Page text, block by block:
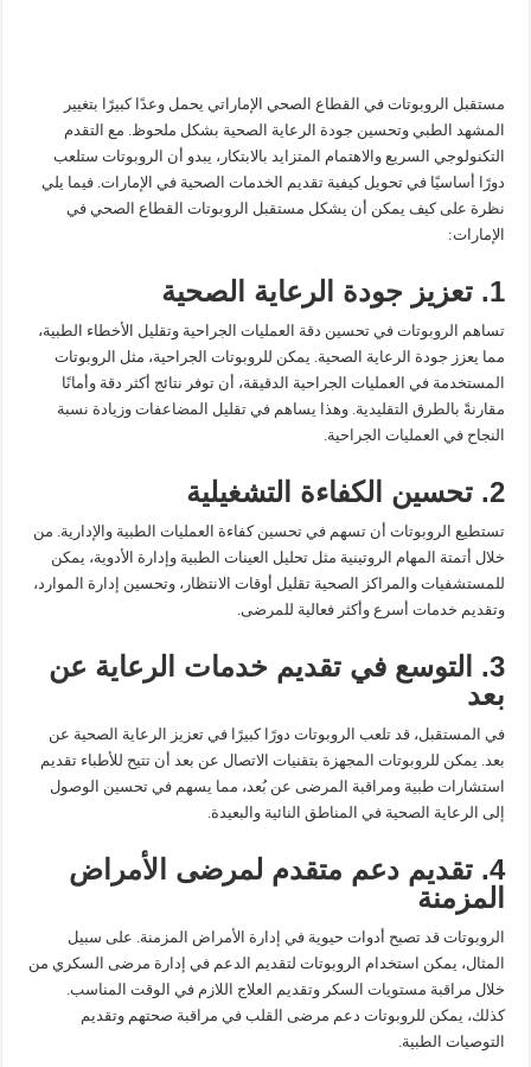
مستقبل الروبوتات في القطاع الصحي الإماراتي يحمل وعدًا كبيرًا بتغيير
المشهد الطبي وتحسين جودة الرعاية الصحية بشكل ملحوظ. مع التقدم
التكنولوجي السريع والاهتمام المتزايد بالابتكار، يبدو أن الروبوتات ستلعب
دورًا أساسيًا في تحويل كيفية تقديم الخدمات الصحية في الإمارات. فيما يلي
نظرة على كيف يمكن أن يشكل مستقبل الروبوتات القطاع الصحي في
الإمارات:
1. تعزيز جودة الرعاية الصحية
تساهم الروبوتات في تحسين دقة العمليات الجراحية وتقليل الأخطاء الطبية،
مما يعزز جودة الرعاية الصحية. يمكن للروبوتات الجراحية، مثل الروبوتات
المستخدمة في العمليات الجراحية الدقيقة، أن توفر نتائج أكثر دقة وأمانًا
مقارنةً بالطرق التقليدية. وهذا يساهم في تقليل المضاعفات وزيادة نسبة
النجاح في العمليات الجراحية.
2. تحسين الكفاءة التشغيلية
تستطيع الروبوتات أن تسهم في تحسين كفاءة العمليات الطبية والإدارية. من
خلال أتمتة المهام الروتينية مثل تحليل العينات الطبية وإدارة الأدوية، يمكن
للمستشفيات والمراكز الصحية تقليل أوقات الانتظار، وتحسين إدارة الموارد،
وتقديم خدمات أسرع وأكثر فعالية للمرضى.
3. التوسع في تقديم خدمات الرعاية عن
بعد
في المستقبل، قد تلعب الروبوتات دورًا كبيرًا في تعزيز الرعاية الصحية عن
بعد. يمكن للروبوتات المجهزة بتقنيات الاتصال عن بعد أن تتيح للأطباء تقديم
استشارات طبية ومراقبة المرضى عن بُعد، مما يسهم في تحسين الوصول
إلى الرعاية الصحية في المناطق النائية والبعيدة.
4. تقديم دعم متقدم لمرضى الأمراض
المزمنة
الروبوتات قد تصبح أدوات حيوية في إدارة الأمراض المزمنة. على سبيل
المثال، يمكن استخدام الروبوتات لتقديم الدعم في إدارة مرضى السكري من
خلال مراقبة مستويات السكر وتقديم العلاج اللازم في الوقت المناسب.
كذلك، يمكن للروبوتات دعم مرضى القلب في مراقبة صحتهم وتقديم
التوصيات الطبية.